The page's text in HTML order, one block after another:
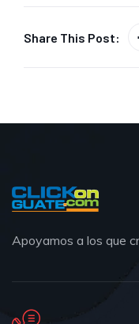
Share This Post:
Apoyamos a los que